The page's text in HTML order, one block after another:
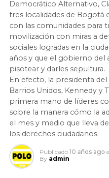
Democrático Alternativo,
tres localidades de
con las comunidades para
movilización con miras a
sociales logradas en la
años y que el gobierno del
pisotear y darles sepultura.
En efecto, la presidenta
Barrios Unidos, Kennedy y
primera mano de líderes
sobre la manera cómo la
el mes y medio que lleva
los derechos ciudadanos.
Publicado 10 años ago
By admin